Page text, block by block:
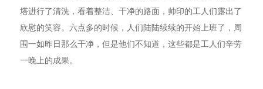
塔进行了清洗，看着整洁、干净的路面，帅印的工人们露出了
欣慰的笑容。六点多的时候，人们陆陆续续的开始上班了，周
围一如昨日那么干净，但是他们不知道，这些都是工人们辛劳
一晚上的成果。